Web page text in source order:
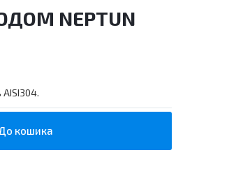
NEPTUN
кошика